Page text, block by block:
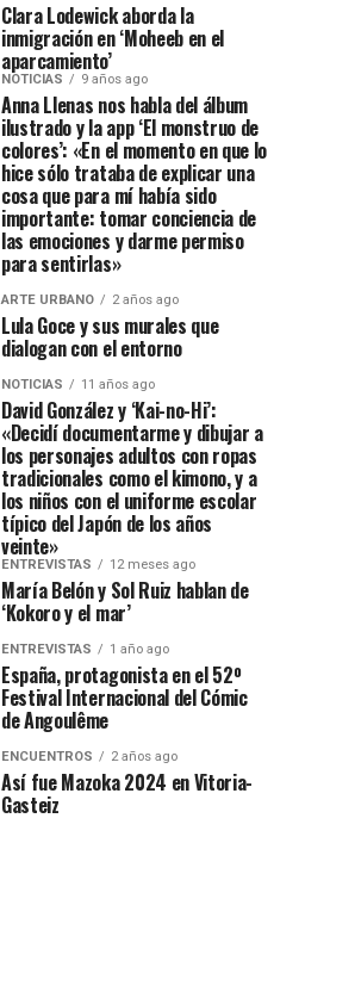
Clara Lodewick aborda la
inmigración en ‘Moheeb en el
aparcamiento’
NOTICIAS 9 años ago
Anna Llenas nos habla del álbum
ilustrado y la app ‘El monstruo de
colores’: «En el momento en que lo
hice sólo trataba de explicar una
cosa que para mí había sido
importante: tomar conciencia de
las emociones y darme permiso
para sentirlas»
ARTE URBANO 2 años ago
Lula Goce y sus murales que
dialogan con el entorno
NOTICIAS 11 años ago
David González y ‘Kai-no-Hi’:
«Decidí documentarme y dibujar a
los personajes adultos con ropas
tradicionales como el kimono, y a
los niños con el uniforme escolar
típico del Japón de los años
veinte»
ENTREVISTAS 12 meses ago
María Belón y Sol Ruiz hablan de
‘Kokoro y el mar’
ENTREVISTAS 1 año ago
España, protagonista en el 52º
Festival Internacional del Cómic
de Angoulême
ENCUENTROS 2 años ago
Así fue Mazoka 2024 en Vitoria-
Gasteiz